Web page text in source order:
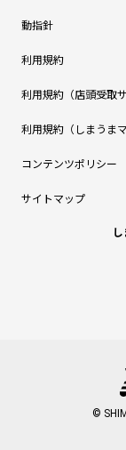
動指針
利用規約
利用規約（店頭受取サ
利用規約（しまうまマ
コンテンツポリシー
サイトマップ
©